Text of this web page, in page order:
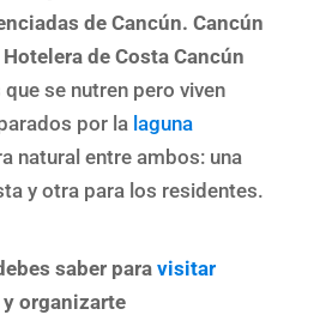
de Cancún. Cancún
de Costa Cancún
se nutren pero viven
por lalaguna
natural entre ambos: una
y otra para los residentes.
saber para visitar
organizarte